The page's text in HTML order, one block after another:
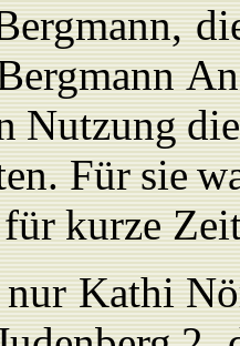
Nutzung die
Fürsie
fürkurze
nur Kathi